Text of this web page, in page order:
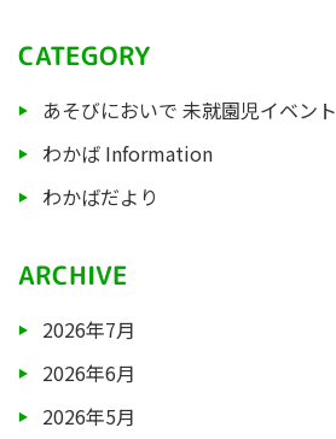
CATEGORY
あそびにおいで 未就園児イベント
わかば Information
わかばだより
ARCHIVE
2026年7月
2026年6月
2026年5月